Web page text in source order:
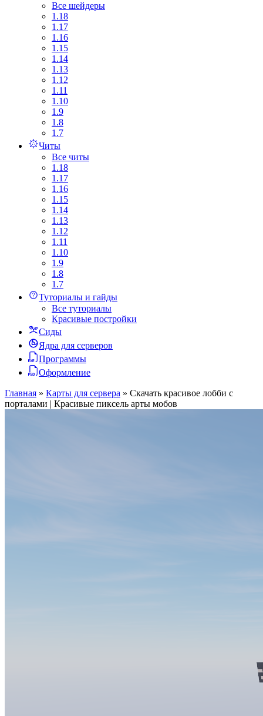
Все шейдеры
1.18
1.17
1.16
1.15
1.14
1.13
1.12
1.11
1.10
1.9
1.8
1.7
Читы
Все читы
1.18
1.17
1.16
1.15
1.14
1.13
1.12
1.11
1.10
1.9
1.8
1.7
Туториалы и гайды
Все туториалы
Красивые постройки
Сиды
Ядра для серверов
Программы
Оформление
Главная » Карты для сервера » Скачать красивое лобби с
порталами | Красивые пиксель арты мобов